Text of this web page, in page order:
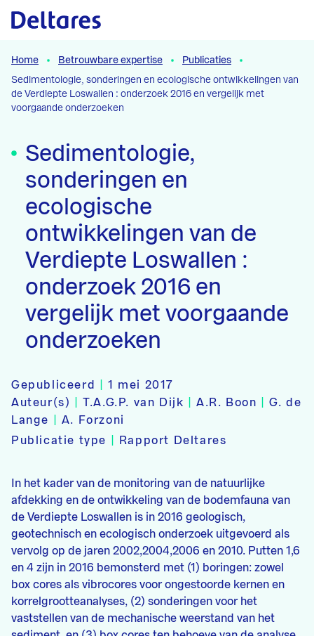
Naar hoofdcontent
Home Betrouwbare expertise
Publicaties
Sedimentologie, sonderingen en ecologische ontwikkelingen van
de Verdiepte Loswallen : onderzoek 2016 en vergelijk met
voorgaande onderzoeken
Sedimentologie,
sonderingen en
ecologische
ontwikkelingen van de
Verdiepte Loswallen :
onderzoek 2016 en
vergelijk met voorgaande
onderzoeken
Gepubliceerd |1 mei 2017
Auteur(s)
|T.A.G.P. van Dijk |A.R. Boon |G. de
Lange
A. Forzoni
Publicatie type
Rapport Deltares
In het kader van de monitoring van de natuurlijke
afdekking en de ontwikkeling van de bodemfauna van
de Verdiepte Loswallen is in 2016 geologisch,
geotechnisch en ecologisch onderzoek uitgevoerd als
vervolg op de jaren 2002,2004,2006 en 2010. Putten 1,6
en 4 zijn in 2016 bemonsterd met (1) boringen: zowel
box cores als vibrocores voor ongestoorde kernen en
korrelgrootteanalyses, (2) sonderingen voor het
vaststellen van de mechanische weerstand van het